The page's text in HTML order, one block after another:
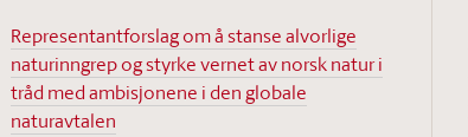
Representantforslag om å stanse alvorlige
naturinngrep og styrke vernet av norsk natur i
tråd med ambisjonene i den globale
naturavtalen